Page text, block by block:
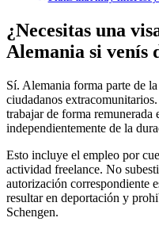
¿Necesitas una
Alemania si venís
Sí. Alemania forma parte de
ciudadanos
trabajar de forma remunerada
independientemente de la
Esto incluye el empleo por
actividad freelance. No
autorización correspondiente
resultar en deportación y
Schengen.